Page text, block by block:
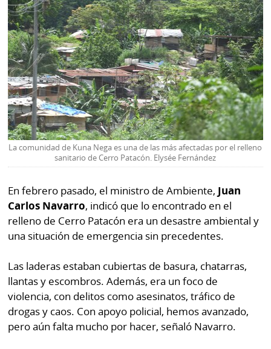
La comunidad de Kuna Nega es una de las más afectadas por el relleno
sanitario de Cerro Patacón. Elysée Fernández
En febrero pasado, el ministro de Ambiente, Juan
Carlos Navarro, indicó que lo encontrado en el
relleno de Cerro Patacón era un desastre ambiental y
una situación de emergencia sin precedentes.
Las laderas estaban cubiertas de basura, chatarras,
llantas y escombros. Además, era un foco de
violencia, con delitos como asesinatos, tráfico de
drogas y caos. Con apoyo policial, hemos avanzado,
pero aún falta mucho por hacer, señaló Navarro.